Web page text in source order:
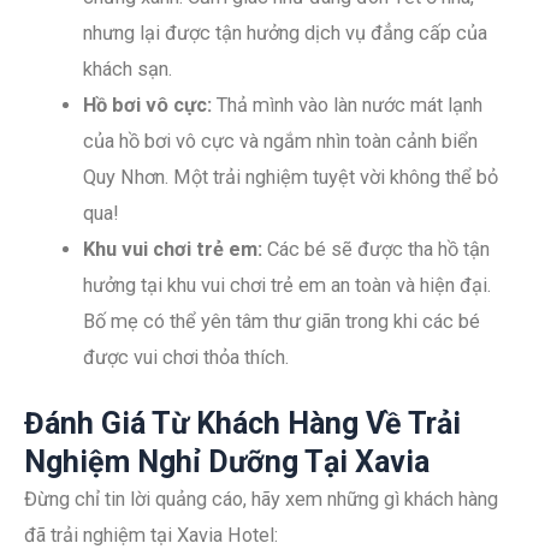
nhưng lại được tận hưởng dịch vụ đẳng cấp của
khách sạn.
Hồ bơi vô cực: Thả mình vào làn nước mát lạnh
của hồ bơi vô cực và ngắm nhìn toàn cảnh biển
Quy Nhơn. Một trải nghiệm tuyệt vời không thể bỏ
qua!
Khu vui chơi trẻ em: Các bé sẽ được tha hồ tận
hưởng tại khu vui chơi trẻ em an toàn và hiện đại.
Bố mẹ có thể yên tâm thư giãn trong khi các bé
được vui chơi thỏa thích.
Đánh Giá Từ Khách Hàng Về Trải
Nghiệm Nghỉ Dưỡng Tại Xavia
Đừng chỉ tin lời quảng cáo, hãy xem những gì khách hàng
đã trải nghiệm tại Xavia Hotel: